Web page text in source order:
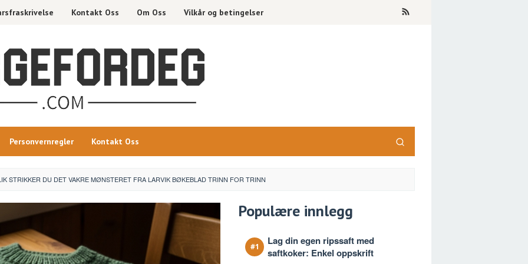
Kontakt Oss Om Oss Vilkår og betingelser
Personvernregler Kontakt Oss
STRIKKER DU DET VAKRE MØNSTERET FRA LARVIK BØKEBLAD TRINN FOR TRINN
Populære innlegg
Lag din egen ripssaft med
saftkoker: Enkel oppskrift